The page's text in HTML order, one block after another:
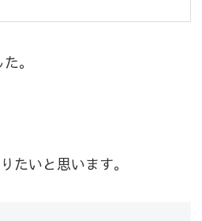
。
たいと思います。